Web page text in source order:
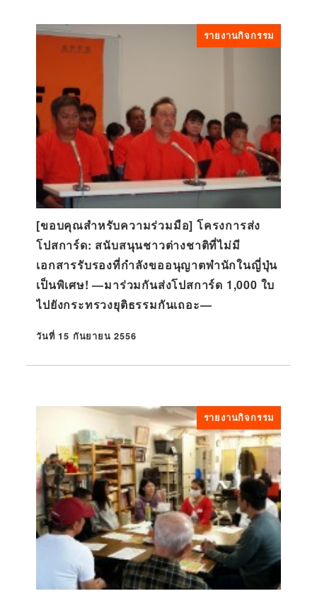
รายงานกิจกรรม
[ขอบคุณสำหรับความร่วมมือ] โครงการส่ง
โปสการ์ด: สนับสนุนชาวต่างชาติที่ไม่มี
เอกสารรับรองที่กำลังขออนุญาตพำนักในญี่ปุ่น
เป็นพิเศษ! —มาร่วมกันส่งโปสการ์ด 1,000 ใบ
ไปยังกระทรวงยุติธรรมกันเถอะ—
ที่ตีพิมพ์
วันที่ 15 กันยายน 2556
รายงานกิจกรรม